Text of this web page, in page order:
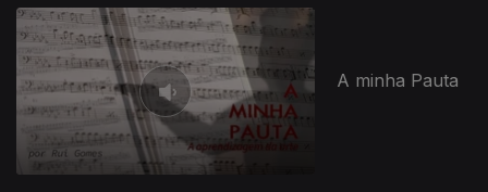
A minha Pauta